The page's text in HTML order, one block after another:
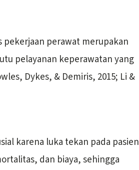
perawat merupakan
pelayanan keperawatan yang
Dykes, & Demiris, 2015; Li &
karena luka tekan pada pasien
dan biaya, sehingga